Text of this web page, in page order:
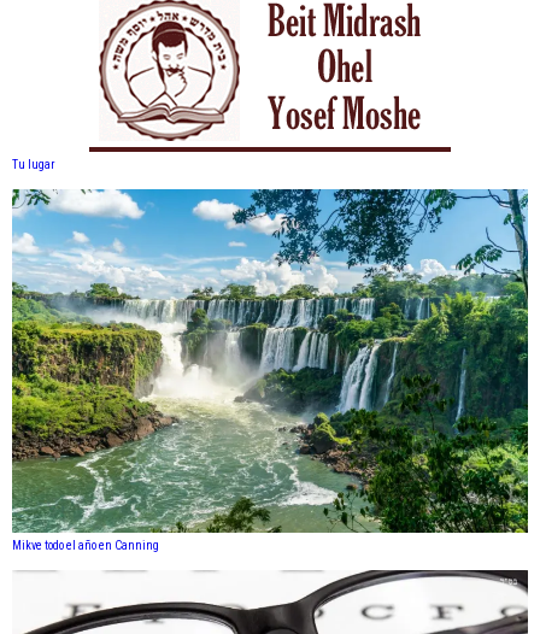
Tu lugar
Mikve todo el año en Canning